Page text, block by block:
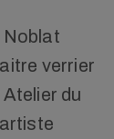
Noblat
verrier
du